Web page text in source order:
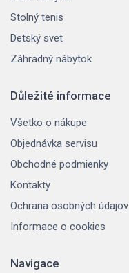
Stolný tenis
Detský svet
Záhradný nábytok
Důležité informace
Všetko o nákupe
Objednávka servisu
Obchodné podmienky
Kontakty
Ochrana osobných údajov
Informace o cookies
Navigace